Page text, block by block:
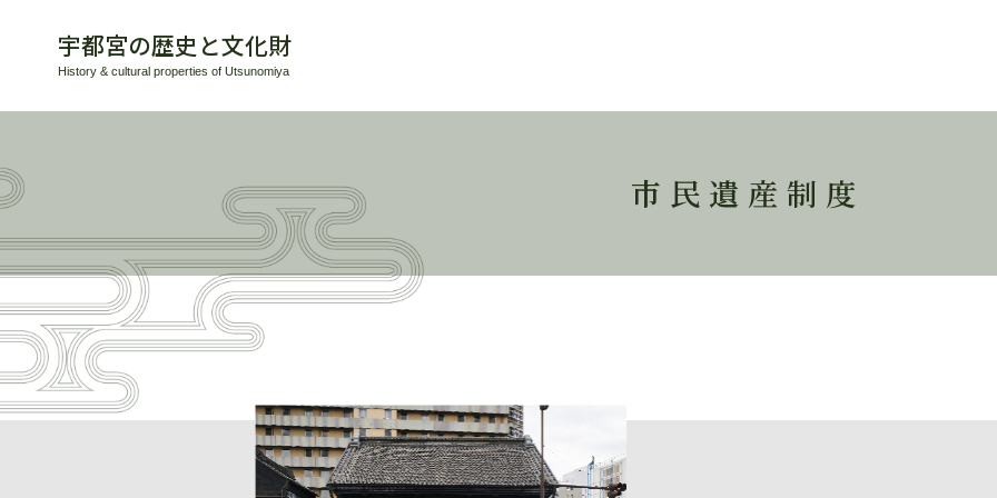
宇都宮の歴史と文化財
History & cultural properties of Utsunomiya
市民遺産制度